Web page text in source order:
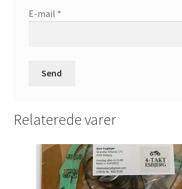
E-mail *
Relaterede varer